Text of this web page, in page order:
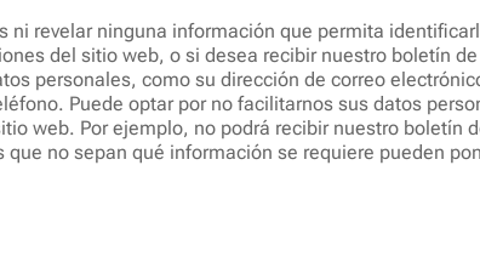
ni revelar ninguna información que permita
del sitio web, o si desea recibir nuestro boletín
personales, como su dirección de correo
Puede optar por no facilitarnos sus datos
web. Por ejemplo, no podrá recibir nuestro boletín
no sepan qué información se requiere pueden